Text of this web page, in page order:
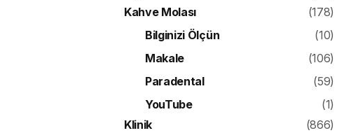
Kahve Molası
(178)
Bilginizi Ölçün
(10)
Makale
(106)
Paradental
(59)
YouTube
(1)
Klinik
(866)